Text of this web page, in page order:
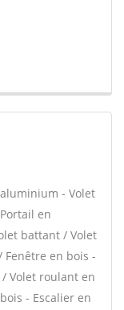
- Volet
en
battant / Volet
Fenêtre en bois -
Volet roulant en
- Escalier en